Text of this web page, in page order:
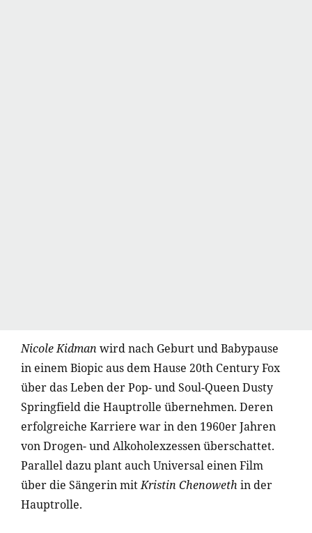
Nicole Kidman wird nach Geburt und Babypause
in einem Biopic aus dem Hause 20th Century Fox
über das Leben der Pop- und Soul-Queen Dusty
Springfield die Hauptrolle übernehmen. Deren
erfolgreiche Karriere war in den 1960er Jahren
von Drogen- und Alkoholexzessen überschattet.
Parallel dazu plant auch Universal einen Film
über die Sängerin mitKristin Chenoweth in der
Hauptrolle.